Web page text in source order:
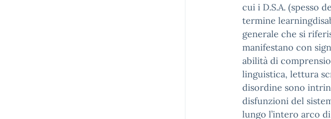
cui i D.S.A. (spesso
termine
generale che si
manifestano con
abilità di
linguistica, lettura
disordine sono
disfunzioni del
lungo l’intero arco